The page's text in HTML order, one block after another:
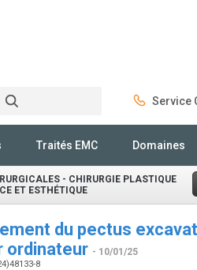
Service
Traités EMC Domaines
- CHIRURGIE PLASTIQUE
ET ESTHÉTIQUE
du pectus
ordinateur - 10/01/25
8